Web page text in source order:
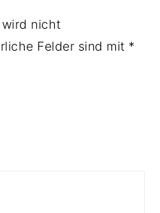
nicht
Felder sind mit *